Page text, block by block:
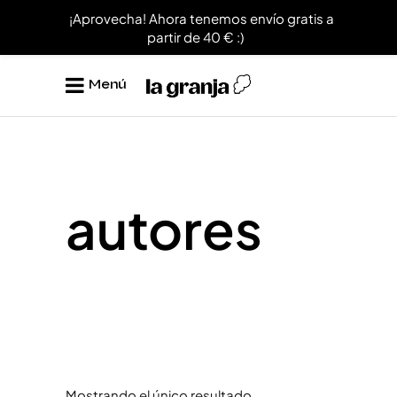
Menú
autores
¡Aprovecha! Ahora tenemos envío gratis a
partir de 40 € :)